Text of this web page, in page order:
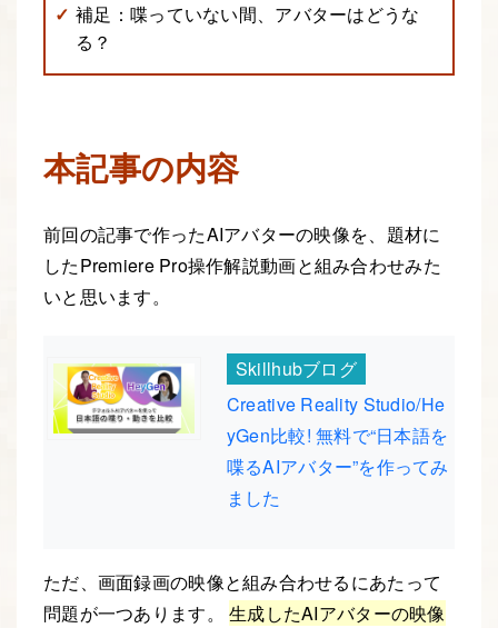
補足：喋っていない間、アバターはどうな
る？
本記事の内容
前回の記事で作ったAIアバターの映像を、題材に
したPremiere Pro操作解説動画と組み合わせみた
いと思います。
Skillhubブログ
Creative Reality Studio/He
yGen比較! 無料で“日本語を
喋るAIアバター”を作ってみ
ました
ただ、画面録画の映像と組み合わせるにあたって
問題が一つあります。生成したAIアバターの映像